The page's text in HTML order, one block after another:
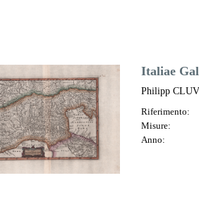
Italiae
Philipp
Riferimento:
Misure:
Anno: